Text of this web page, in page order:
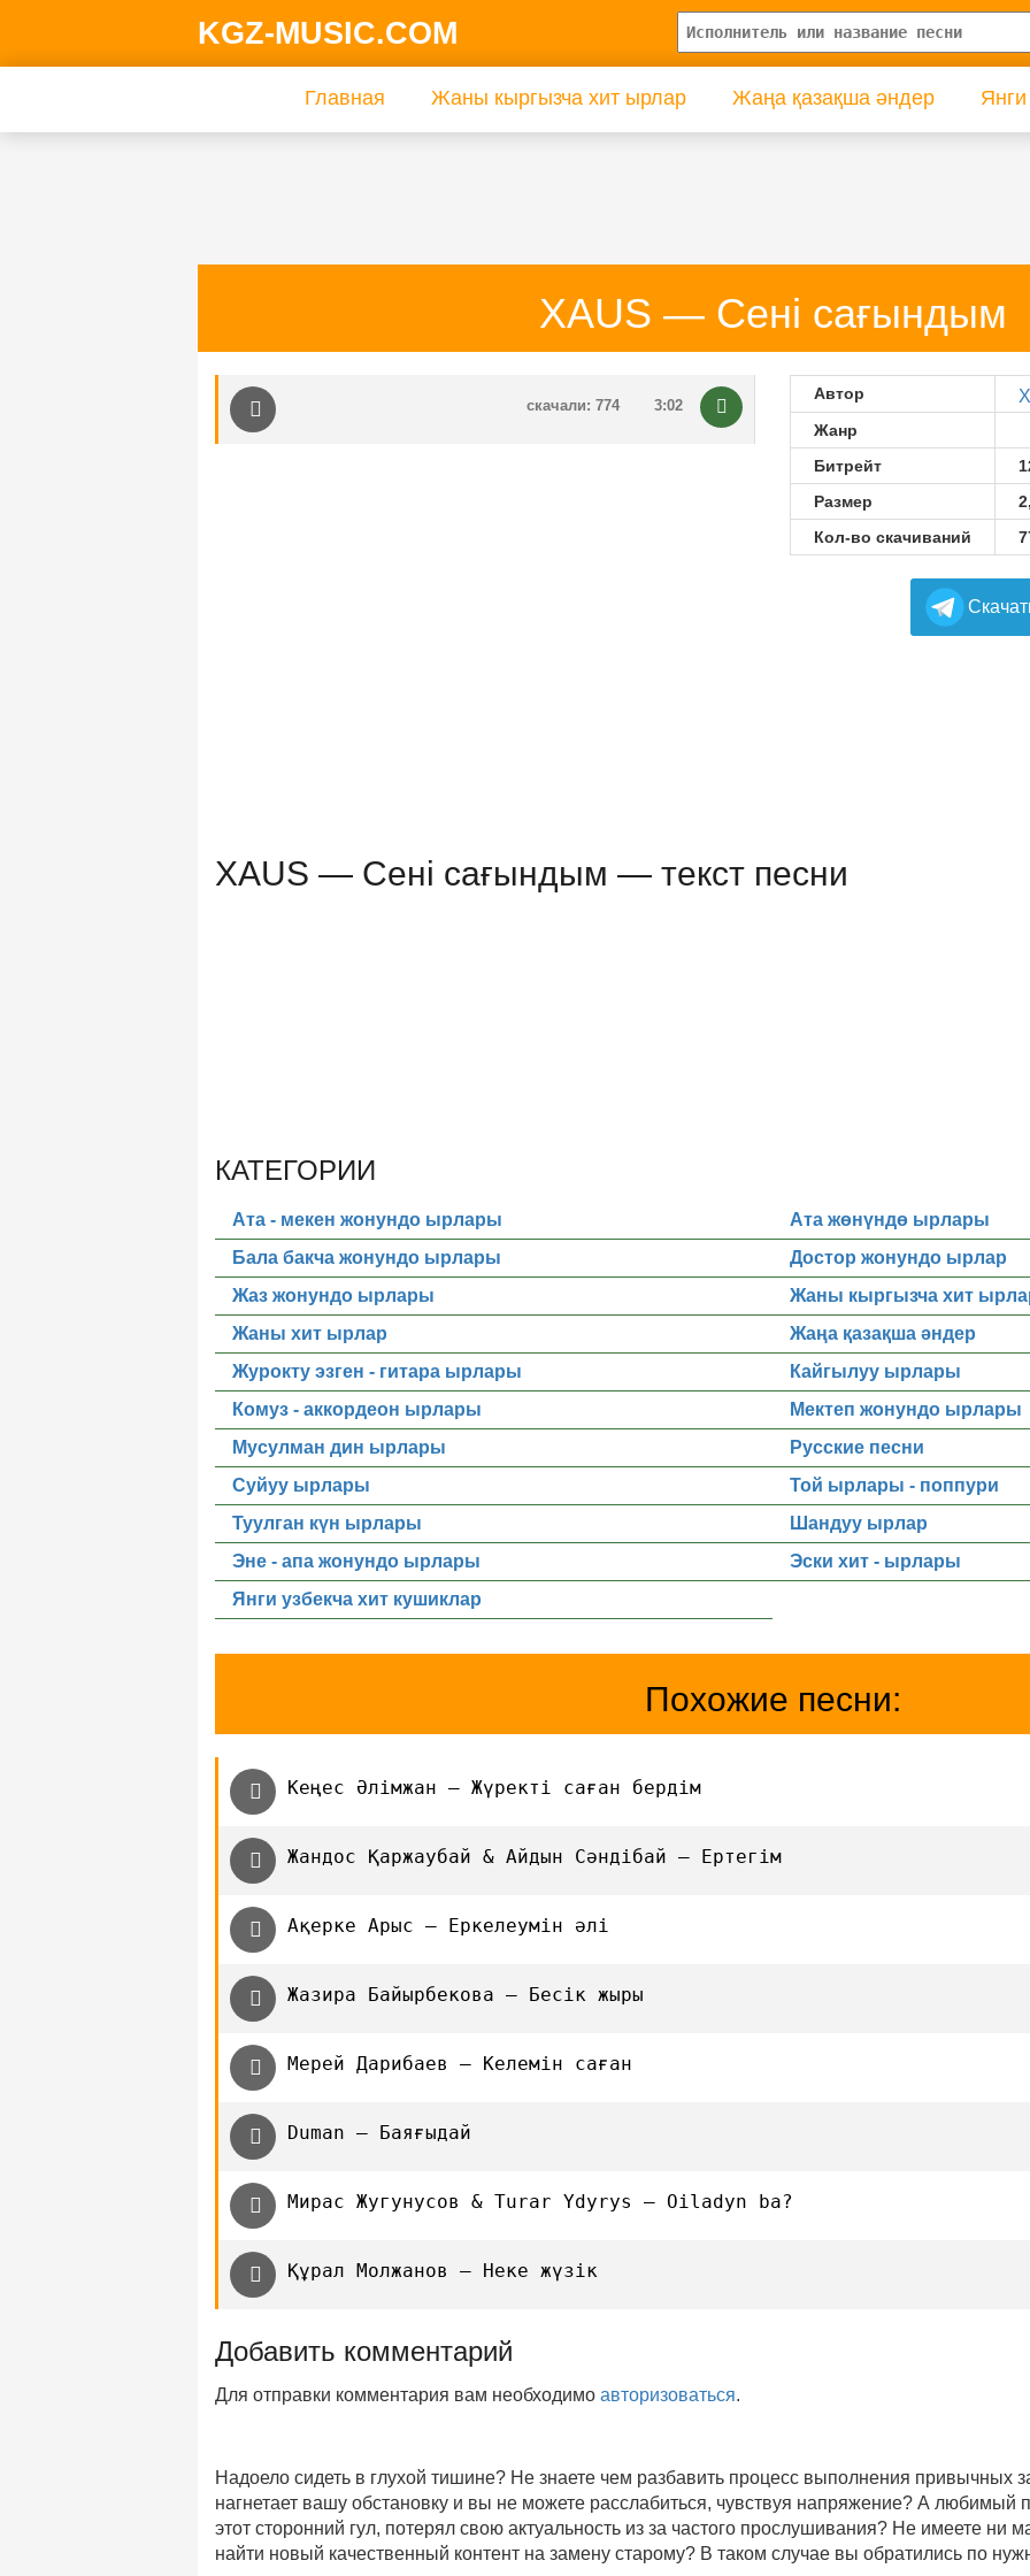
KGZ-MUSIC.COM
Главная Жаны кыргызча хит ырлар Жаңа қазақша әндер
XAUS — Сені сағындым
3:02
скачали: 774
Автор
Жанр
Битрейт
Размер
Кол-во скачиваний
XAUS — Сені сағындым — текст песни
КАТЕГОРИИ
Ата - мекен жонундо ырлары
Ата жөнүндө ырлары
Бала бакча жонундо ырлары
Достор жонундо ырлар
Жаз жонундо ырлары
Жаны кыргызча хит
Жаны хит ырлар
Жаңа қазақша әндер
Журокту эзген - гитара ырлары
Кайгылуу ырлары
Комуз - аккордеон ырлары
Мектеп жонундо ырлары
Мусулман дин ырлары
Русские песни
Суйуу ырлары
Той ырлары - поппури
Туулган күн ырлары
Шандуу ырлар
Эне - апа жонундо ырлары
Эски хит - ырлары
Янги узбекча хит кушиклар
Похожие песни:
Кеңес Әлімжан — Жүректі саған бердім
Жандос Қаржаубай & Айдын Сәндібай — Ертегім
Ақерке Арыс — Еркелеумін әлі
Жазира Байырбекова — Бесік жыры
Мерей Дарибаев — Келемін саған
Duman — Баяғыдай
Мирас Жугунусов & Turar Ydyrys — Oiladyn ba?
Құрал Молжанов — Неке жүзік
Добавить комментарий
Для отправки комментария вам необходимо авторизоваться.
Надоело сидеть в глухой тишине? Не знаете чем разбавить процесс выполнения
нагнетает вашу обстановку и вы не можете расслабиться, чувствуя напряжение? А любимый
этот сторонний гул, потерял свою актуальность из за частого прослушивания? Не имеете ни
найти новый качественный контент на замену старому? В таком случае вы обратились по